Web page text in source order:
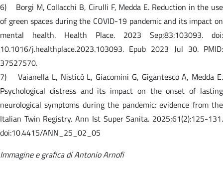
6) Borgi M, Collacchi B, Cirulli F, Medda E. Reduction in the use
of green spaces during the COVID-19 pandemic and its impact on
mental health. Health Place. 2023 Sep;83:103093. doi:
10.1016/j.healthplace.2023.103093. Epub 2023 Jul 30. PMID:
37527570.
7) Vaianella L, Nisticò L, Giacomini G, Gigantesco A, Medda E.
Psychological distress and its impact on the onset of lasting
neurological symptoms during the pandemic: evidence from the
Italian Twin Registry. Ann Ist Super Sanita. 2025;61(2):125-131.
doi:10.4415/ANN_25_02_05
Immagine e grafica di Antonio Arnofi